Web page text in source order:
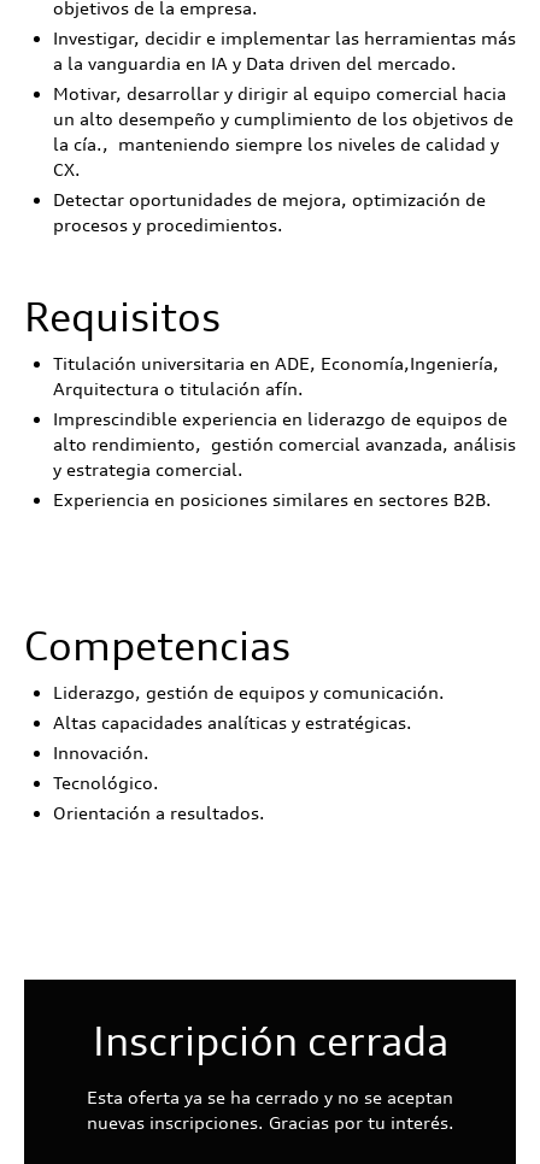
objetivos de la empresa.
Investigar, decidir e implementar las herramientas más
a la vanguardia en IA y Data driven del mercado.
Motivar, desarrollar y dirigir al equipo comercial hacia
un alto desempeño y cumplimiento de los objetivos de
la cía., manteniendo siempre los niveles de calidad y
CX.
Detectar oportunidades de mejora, optimización de
procesos y procedimientos.
Requisitos
Titulación universitaria en ADE, Economía,Ingeniería,
Arquitectura o titulación afín.
Imprescindible experiencia en liderazgo de equipos de
alto rendimiento, gestión comercial avanzada, análisis
y estrategia comercial.
Experiencia en posiciones similares en sectores B2B.
Competencias
Liderazgo, gestión de equipos y comunicación.
Altas capacidades analíticas y estratégicas.
Innovación.
Tecnológico.
Orientación a resultados.
Inscripción cerrada
Esta oferta ya se ha cerrado y no se aceptan
nuevas inscripciones. Gracias por tu interés.